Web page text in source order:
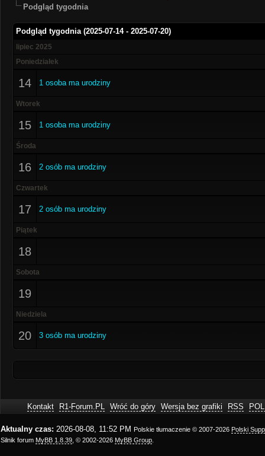
Podgląd tygodnia
Podgląd tygodnia (2025-07-14 - 2025-07-20)
lipiec 2025
Poniedziałek
14 1 osoba ma urodziny
Wtorek
15 1 osoba ma urodziny
Środa
16 2 osób ma urodziny
Czwartek
17 2 osób ma urodziny
Piątek
18
Sobota
19
Niedziela
20 3 osób ma urodziny
Kontakt R1-Forum.PL Wróć do góry Wersja bez grafiki RSS
Aktualny czas: 2026-08-08, 11:52 PM Polskie tłumaczenie © 2007-2026 Polski
Silnik forum MyBB 1.8.39 , © 2002-2026 MyBB Group